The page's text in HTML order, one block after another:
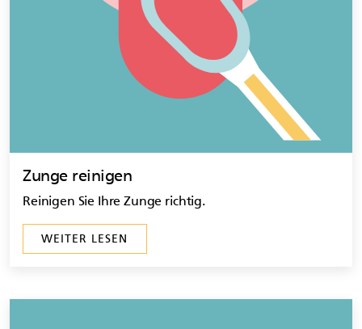
Zunge reinigen
Reinigen Sie Ihre Zunge richtig.
WEITER LESEN